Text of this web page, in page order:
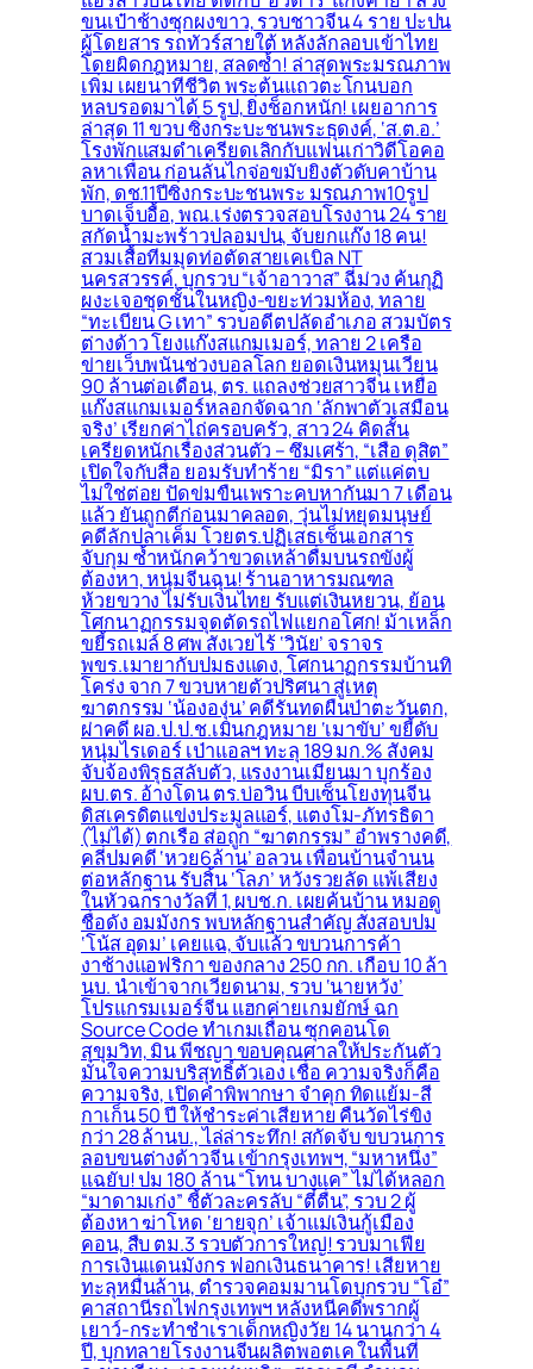
ขนเป๋าช้างซุกผงขาว, รวบชาวจีน 4 ราย ปะปน
ผู้โดยสาร รถทัวร์สายใต้ หลังลักลอบเข้าไทย
โดยผิดกฎหมาย, สลดซ้ำ! ล่าสุดพระมรณภาพ
เพิ่ม เผยนาทีชีวิต พระต้นแถวตะโกนบอก
หลบรอดมาได้ 5 รูป, ยิ่งช็อกหนัก! เผยอาการ
ล่าสุด 11 ขวบ ซิ่งกระบะชนพระธุดงค์, ‘ส.ต.อ.’
โรงพักแสมดำเครียดเลิกกับแฟนเก่าวิดีโอคอ
ลหาเพื่อน ก่อนลั่นไกจ่อขมับยิงตัวดับคาบ้าน
พัก, ดช.11ปีซิ่งกระบะชนพระ มรณภาพ10รูป
บาดเจ็บอื้อ, พณ.เร่งตรวจสอบโรงงาน 24 ราย
สกัดน้ำมะพร้าวปลอมปน, จับยกแก๊ง 18 คน!
สวมเสื้อทีมมุดท่อตัดสายเคเบิล NT
นครสวรรค์, บุกรวบ “เจ้าอาวาส” ฉี่ม่วง ค้นกุฏิ
ผงะเจอชุดชั้นในหญิง-ขยะท่วมห้อง, ทลาย
“ทะเบียน G เทา” รวบอดีตปลัดอำเภอ สวมบัตร
ต่างด้าว โยงแก๊งสแกมเมอร์, ทลาย 2 เครือ
ข่ายเว็บพนันช่วงบอลโลก ยอดเงินหมุนเวียน
90 ล้านต่อเดือน, ตร. แถลงช่วยสาวจีน เหยื่อ
แก๊งสแกมเมอร์หลอกจัดฉาก ‘ลักพาตัวเสมือน
จริง’ เรียกค่าไถ่ครอบครัว, สาว 24 คิดสั้น
เครียดหนักเรื่องส่วนตัว – ซึมเศร้า, “เสือ ดุสิต”
เปิดใจกับสื่อ ยอมรับทำร้าย “มิรา” แต่แค่ตบ
ไม่ใช่ต่อย ปัดข่มขืนเพราะคบหากันมา 7 เดือน
แล้ว ยันถูกตีก่อนมาคลอด, วุ่นไม่หยุดมนุษย์
คดีลักปลาเค็ม โวยตร.ปฏิเสธเซ็นเอกสาร
จับกุม ซ้ำหนักคว้าขวดเหล้าดื่มบนรถขังผู้
ต้องหา, หนุ่มจีนฉุน! ร้านอาหารมณฑล
ห้วยขวาง ไม่รับเงินไทย รับแต่เงินหยวน, ย้อน
โศกนาฏกรรมจุดตัดรถไฟแยกอโศก! ม้าเหล็ก
ขยี้รถเมล์ 8 ศพ สังเวยไร้ ‘วินัย’ จราจร
พขร.เมายากับปมธงแดง, โศกนาฏกรรมบ้านทิ
โคร่ง จาก 7 ขวบหายตัวปริศนา สู่เหตุ
ฆาตกรรม ‘น้ององุ่น’ คดีรันทดผืนป่าตะวันตก,
ผ่าคดี ผอ.ป.ป.ช.เมินกฎหมาย ‘เมาขับ’ ขยี้ดับ
หนุ่มไรเดอร์ เป่าแอลฯ ทะลุ 189 มก.% สังคม
จับจ้องพิรุธสลับตัว, แรงงานเมียนมา บุกร้อง
ผบ.ตร. อ้างโดน ตร.บ่อวิน บีบเซ็นโยงทุนจีน
ดิสเครดิตแข่งประมูลแอร์, แตงโม-ภัทรธิดา
(ไม่ได้) ตกเรือ ส่อถูก “ฆาตกรรม” อำพรางคดี,
คลี่ปมคดี ‘หวย6ล้าน’ อลวน เพื่อนบ้านจำนน
ต่อหลักฐาน รับสิ้น ‘โลภ’ หวังรวยลัด แพ้เสียง
ในหัวฉกรางวัลที่ 1, ผบช.ก. เผยค้นบ้าน หมอดู
ชื่อดัง อมมังกร พบหลักฐานสำคัญ สั่งสอบปม
‘โน้ส อุดม’ เคยแฉ, จับแล้ว ขบวนการค้า
งาช้างแอฟริกา ของกลาง 250 กก. เกือบ 10 ล้า
นบ. นำเข้าจากเวียดนาม, รวบ ‘นายหวัง’
โปรแกรมเมอร์จีน แฮกค่ายเกมยักษ์ ฉก
Source Code ทำเกมเถื่อน ซุกคอนโด
สุขุมวิท, มิน พีชญา ขอบคุณศาลให้ประกันตัว
มั่นใจความบริสุทธิ์ตัวเอง เชื่อ ความจริงก็คือ
ความจริง, เปิดคำพิพากษา จำคุก ทิดแย้ม-สี
กาเก็น 50 ปี ให้ชำระค่าเสียหาย คืนวัดไร่ขิง
กว่า 28 ล้านบ., ไล่ล่าระทึก! สกัดจับ ขบวนการ
ลอบขนต่างด้าวจีน เข้ากรุงเทพฯ, “มหาหนึ่ง”
แฉยับ! ปม 180 ล้าน “โทน บางแค” ไม่ได้หลอก
“มาดามเก่ง” ชี้ตัวละครลับ “ตี๋ตื่น”, รวบ 2 ผู้
ต้องหา ฆ่าโหด ‘ยายจุก’ เจ้าแม่เงินกู้เมือง
คอน, สืบ ตม.3 รวบตัวการใหญ่! รวบมาเฟีย
การเงินแดนมังกร ฟอกเงินธนาคาร! เสียหาย
ทะลุหมื่นล้าน, ตำรวจคอมมานโดบุกรวบ “โอ๋”
คาสถานีรถไฟกรุงเทพฯ หลังหนีคดีพรากผู้
เยาว์-กระทำชำเราเด็กหญิงวัย 14 นานกว่า 4
ปี, บุกทลายโรงงานจีนผลิตพอตเค ในพื้นที่